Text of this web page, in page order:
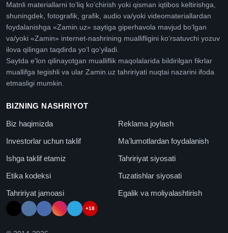
Matnli materiallarni toʻliq koʻchirish yoki qisman iqtibos keltirishga,
shuningdek, fotografik, grafik, audio va/yoki videomateriallardan
foydalanishga «Zamin.uz» saytiga giperhavola mavjud boʻlgan
va/yoki «Zamin» internet-nashrining muallifligini koʻrsatuvchi yozuv
ilova qilingan taqdirda yoʻl qoʻyiladi.
Saytda e'lon qilinayotgan mualliflik maqolalarida bildirilgan fikrlar
muallifga tegishli va ular Zamin.uz tahririyati nuqtai nazarini ifoda
etmasligi mumkin.
BIZNING NASHRIYOT
Biz haqimizda
Reklama joylash
Investorlar uchun taklif
Maʼlumotlardan foydalanish
Ishga taklif etamiz
Tahririyat siyosati
Etika kodeksi
Tuzatishlar siyosati
Tahririyat jamoasi
Egalik va moliyalashtirish
+18